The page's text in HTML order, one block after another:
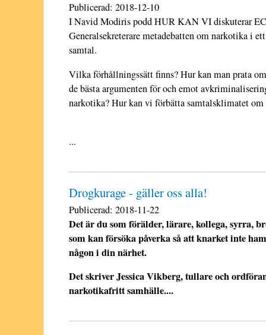
Publicerad:2018-12-10
I Navid Modiris podd HUR KAN VI diskuterar
Generalsekreterare metadebatten om narkotika i
samtal.
Vilka förhållningssätt finns? Hur kan man prata
de bästa argumenten för och emot
narkotika? Hur kan vi förbätta samtalsklimatet
...
Drogkurage - gäller oss alla!
Publicerad:2018-11-22
Det är du som förälder, lärare, kollega, syrra,
som kan försöka påverka så att knarket inte
någon i din närhet.
Det skriver Jessica Vikberg, tullare och
narkotikafritt samhälle....